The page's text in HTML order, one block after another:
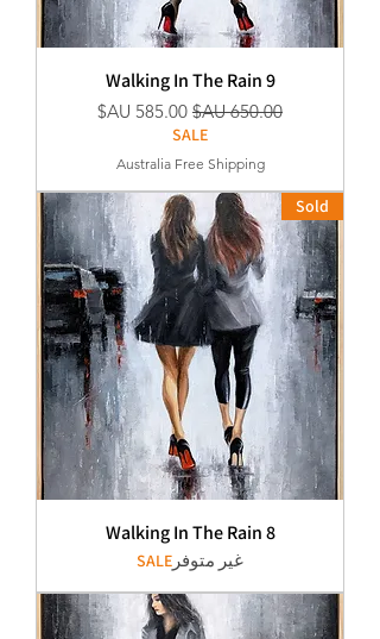
Walking In The Rain 9
سعر عادي سعر البيع
SALE
Australia Free Shipping
Sold
Walking In The Rain 8
غير متوفر SALE